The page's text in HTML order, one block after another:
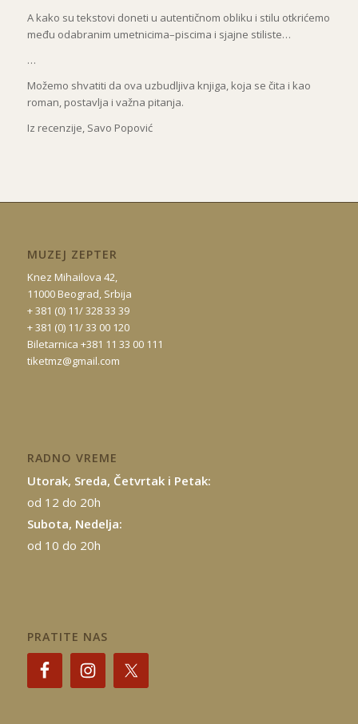
A kako su tekstovi doneti u autentičnom obliku i stilu otkrićemo
među odabranim umetnicima–piscima i sjajne stiliste…
…
Možemo shvatiti da ova uzbudljiva knjiga, koja se čita i kao
roman, postavlja i važna pitanja.
Iz recenzije, Savo Popović
MUZEJ ZEPTER
Knez Mihailova 42,
11000 Beograd, Srbija
+ 381 (0) 11/ 328 33 39
+ 381 (0) 11/ 33 00 120
Biletarnica +381 11 33 00 111
tiketmz@gmail.com
RADNO VREME
Utorak, Sreda, Četvrtak i Petak:
od 12 do 20h
Subota, Nedelja:
od 10 do 20h
PRATITE NAS